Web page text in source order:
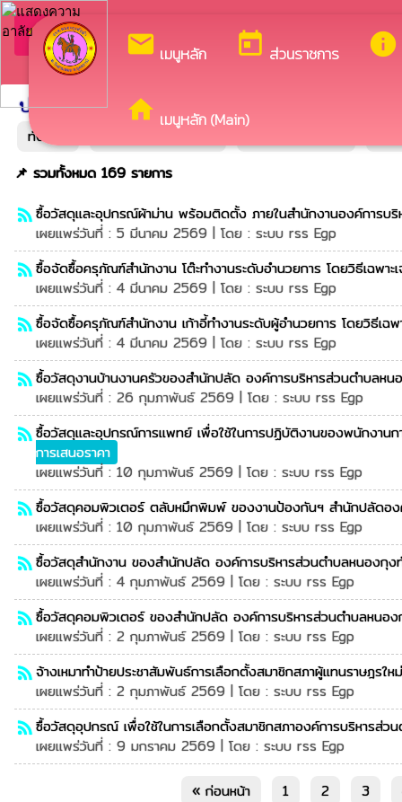
mail เมนูหลัก today ส่วนราชการ info
home เมนูหลัก (Main)
arrow_back_ios กลับเมนูหลัก ยินดี
ประกาศจัดซื้อจัดจ้างระบบ egp
ทั้งหมด
📌 รวมทั้งหมด 169 รายการ
rss_feedซื้อวัสดุและอุปกรณ์ผ้าม่าน พร้อมติดตั้ง ภายในสำนักงานองค์การบริ
เผยแพร่วันที่ : 5 มีนาคม 2569 | โดย : ระบบ rss Egp
rss_feedซื้อจัดซื้อครุภัณฑ์สำนักงาน โต๊ะทำงานระดับอำนวยการ โดยวิธีเฉพาะเ
เผยแพร่วันที่ : 4 มีนาคม 2569 | โดย : ระบบ rss Egp
rss_feedซื้อจัดซื้อครุภัณฑ์สำนักงาน เก้าอี้ทำงานระดับผู้อำนวยการ โดยวิธีเฉพา
เผยแพร่วันที่ : 4 มีนาคม 2569 | โดย : ระบบ rss Egp
rss_feedซื้อวัสดุงานบ้านงานครัวของสำนักปลัด องค์การบริหารส่วนตำบลหน
เผยแพร่วันที่ : 26 กุมภาพันธ์ 2569 | โดย : ระบบ rss Egp
rss_feedซื้อวัสดุและอุปกรณ์การแพทย์ เพื่อใช้ในการปฏิบัติงานของพนักงาน
การเสนอราคา
เผยแพร่วันที่ : 10 กุมภาพันธ์ 2569 | โดย : ระบบ rss Egp
rss_feedซื้อวัสดุคอมพิวเตอร์ ตลับหมึกพิมพ์ ของงานป้องกันฯ สำนักปลัดองค์
เผยแพร่วันที่ : 10 กุมภาพันธ์ 2569 | โดย : ระบบ rss Egp
rss_feedซื้อวัสดุสำนักงาน ของสำนักปลัด องค์การบริหารส่วนตำบลหนองกุง
เผยแพร่วันที่ : 4 กุมภาพันธ์ 2569 | โดย : ระบบ rss Egp
rss_feedซื้อวัสดุคอมพิวเตอร์ ของสำนักปลัด องค์การบริหารส่วนตำบลหนอง
เผยแพร่วันที่ : 2 กุมภาพันธ์ 2569 | โดย : ระบบ rss Egp
rss_feedจ้างเหมาทำป้ายประชาสัมพันธ์การเลือกตั้งสมาชิกสภาผู้แทนราษฎร
เผยแพร่วันที่ : 2 กุมภาพันธ์ 2569 | โดย : ระบบ rss Egp
rss_feedซื้อวัสดุอุปกรณ์ เพื่อใช้ในการเลือกตั้งสมาชิกสภาองค์การบริหารส่ว
เผยแพร่วันที่ : 9 มกราคม 2569 | โดย : ระบบ rss Egp
« ก่อนหน้า 1 2 3